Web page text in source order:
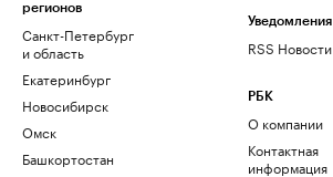
регионов
Санкт-Петербург
и область
Екатеринбург
Новосибирск
Омск
Башкортостан
Уведомления
RSS Новости
РБК
О компании
Контактная
информация